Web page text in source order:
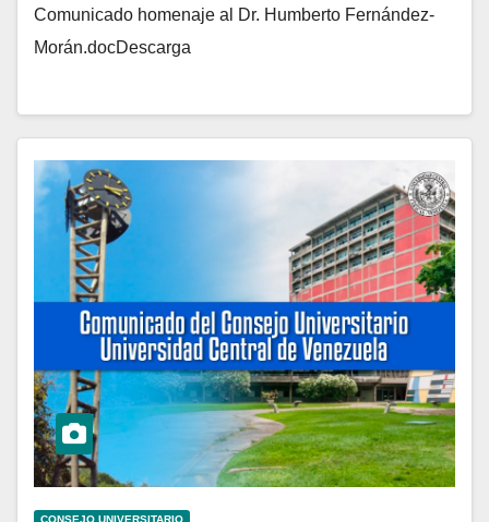
Comunicado homenaje al Dr. Humberto Fernández-
Morán.docDescarga
CONSEJO UNIVERSITARIO